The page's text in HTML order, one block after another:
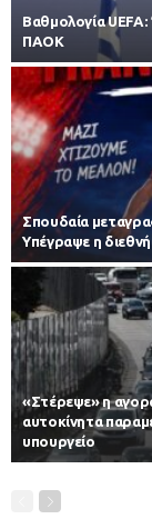
Βαθμολογία
ΠΑΟΚ
Σπουδαία
Υπέγραψε η
«Στέρεψε» η
αυτοκίνητα
υπουργείο